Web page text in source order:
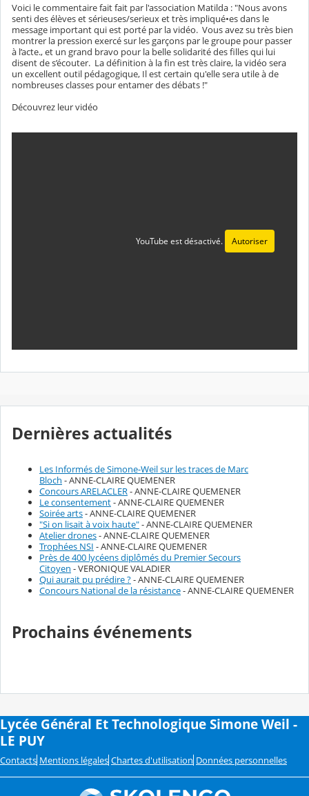
Voici le commentaire fait fait par l'association Matilda : "Nous avons
senti des élèves et sérieuses/serieux et très impliqué•es dans le
message important qui est porté par la vidéo. Vous avez su très bien
montrer la pression exercé sur les garçons par le groupe pour passer
à l’acte., et un grand bravo pour la belle solidarité des filles qui lui
disent de s’écouter. La définition à la fin est très claire, la vidéo sera
un excellent outil pédagogique, Il est certain qu'elle sera utile à de
nombreuses classes pour entamer des débats !"
Découvrez leur vidéo
YouTube est désactivé. Autoriser
Dernières actualités
Les Informés de Simone-Weil sur les traces de Marc
Bloch - ANNE-CLAIRE QUEMENER
Concours ARELACLER- ANNE-CLAIRE QUEMENER
Le consentement- ANNE-CLAIRE QUEMENER
Soirée arts- ANNE-CLAIRE QUEMENER
"Si on lisait à voix haute"- ANNE-CLAIRE QUEMENER
Atelier drones- ANNE-CLAIRE QUEMENER
Trophées NSI - ANNE-CLAIRE QUEMENER
Près de 400 lycéens diplômés du Premier Secours
Citoyen - VERONIQUE VALADIER
Qui aurait pu prédire ?- ANNE-CLAIRE QUEMENER
Concours National de la résistance- ANNE-CLAIRE QUEMENER
Prochains événements
Lycée Général Et Technologique Simone Weil -
LE PUY
Contacts Mentions légales Chartes d'utilisation Données personnelles